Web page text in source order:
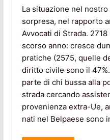
La situazione nel
sorpresa, nel rapporto
Avvocati di Strada.
scorso anno: cresce
pratiche (2575, quelle
diritto civile sono il
parte di chi bussa alla
strada cercando
provenienza extra-Ue,
nati nel Belpaese sono